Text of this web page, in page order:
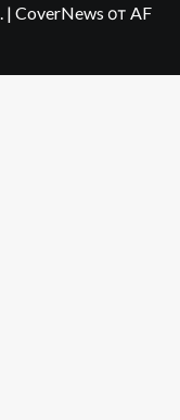
| CoverNews от AF